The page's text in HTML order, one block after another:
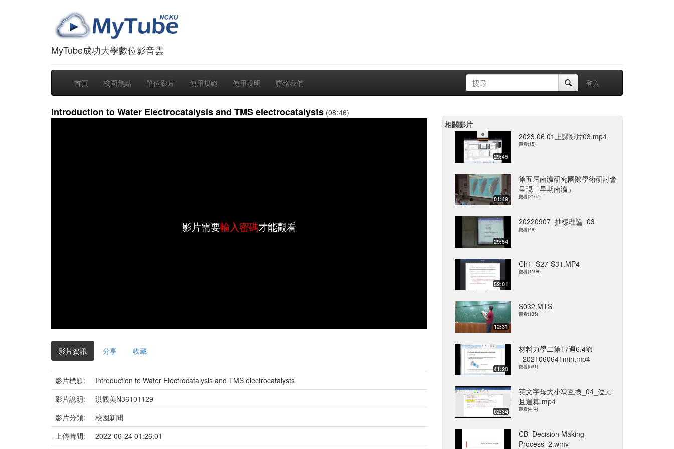
MyTube成功大學數位影音雲
首頁 校園焦點 單位影片 使用規範 使用說明 聯絡我們 登入
Introduction to Water Electrocatalysis and TMS electrocatalysts (08:46)
影片需要輸入密碼才能觀看
影片資訊 分享 收藏
影片標題:
Introduction to Water Electrocatalysis and TMS electrocatalysts
影片說明:
洪觀美N36101129
影片分類:
校園新聞
上傳時間:
2022-06-24 01:26:01
相關影片
29:45
2023.06.01上課影片03.mp4
觀看(15)
01:49
第五屆南瀛研究國際學術研討會
呈現「早期南瀛」
觀看(2107)
29:54
20220907_抽樣理論_03
觀看(48)
52:01
Ch1_S27-S31.MP4
觀看(1198)
12:31
S032.MTS
觀看(135)
41:20
材料力學二第17週6.4節
_2021060641min.mp4
觀看(531)
02:34
英文字母大小寫互換_04_位元
且運算.mp4
觀看(414)
CB_Decision Making
Process_2.wmv